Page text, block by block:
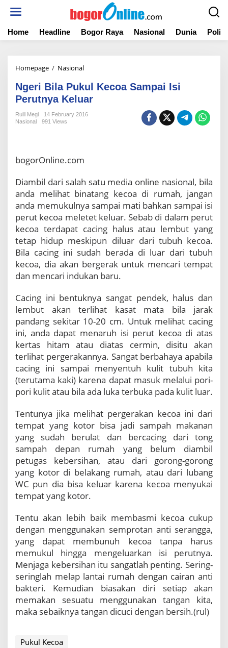
t
Home Headline Bogor Raya Nasional Dunia
Homepage / Nasional
e
r
B
u
l
K
e
c
o
a
S
a
m
p
i
I
s
i
P
e
r
u
t
y
K
e
l
a
r
Ngeri Bila Pukul Kecoa Sampai Isi
Perutnya Keluar
Rulli Megi
14 February 2016
Nasional
991 Views
bogorOnline.com
Diambil dari salah satu media online nasional, bila
anda melihat binatang kecoa di rumah, jangan
anda memukulnya sampai mati bahkan sampai isi
perut kecoa meletet keluar. Sebab di dalam perut
kecoa terdapat cacing halus atau lembut yang
tetap hidup meskipun diluar dari tubuh kecoa.
Bila cacing ini sudah berada di luar dari tubuh
kecoa, dia akan bergerak untuk mencari tempat
dan mencari indukan baru.
Cacing ini bentuknya sangat pendek, halus dan
lembut akan terlihat kasat mata bila jarak
pandang sekitar 10-20 cm. Untuk melihat cacing
ini, anda dapat menaruh isi perut kecoa di atas
kertas hitam atau diatas cermin, disitu akan
terlihat pergerakannya. Sangat berbahaya apabila
cacing ini sampai menyentuh kulit tubuh kita
(terutama kaki) karena dapat masuk melalui pori-
pori kulit atau bila ada luka terbuka pada kulit luar.
Tentunya jika melihat pergerakan kecoa ini dari
tempat yang kotor bisa jadi sampah makanan
yang sudah berulat dan bercacing dari tong
sampah depan rumah yang belum diambil
petugas kebersihan, atau dari gorong-gorong
yang kotor di belakang rumah, atau dari lubang
WC pun dia bisa keluar karena kecoa menyukai
tempat yang kotor.
Tentu akan lebih baik membasmi kecoa cukup
dengan menggunakan semprotan anti serangga,
yang dapat membunuh kecoa tanpa harus
memukul hingga mengeluarkan isi perutnya.
Menjaga kebersihan itu sangatlah penting. Sering-
seringlah melap lantai rumah dengan cairan anti
bakteri. Kemudian biasakan diri setiap akan
memakan sesuatu menggunakan tangan kita,
maka sebaiknya tangan dicuci dengan bersih.(rul)
Pukul Kecoa